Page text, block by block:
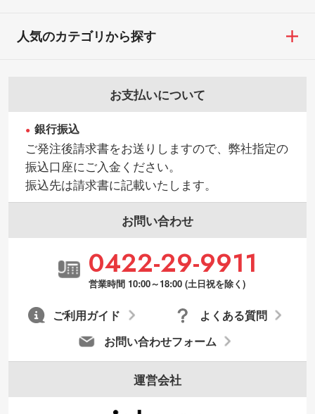
お支払いについて
銀行振込
ご発注後請求書をお送りしますので、弊社指定の
振込口座にご入金ください。
振込先は請求書に記載いたします。
お問い合わせ
0422-29-9911
営業時間 10:00～18:00 (土日祝を除く)
お問い合わせフォーム
よくある質問
ご利用ガイド
運営会社
人気のカテゴリから探す